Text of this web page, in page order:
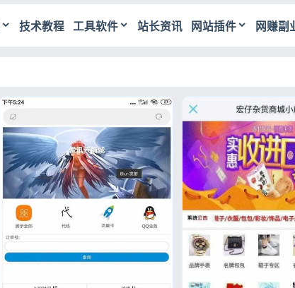
技术教程 工具软件 站长资讯 网站插件 网赚副